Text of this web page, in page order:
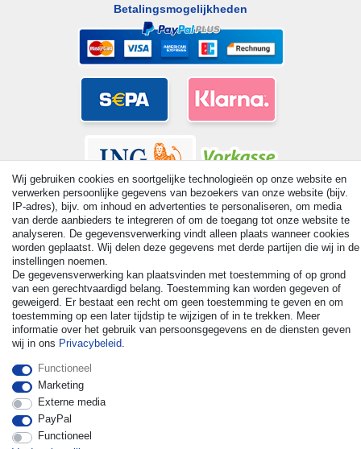
Betalingsmogelijkheden
© Copyright 2026 | Alle rechten voorbehouden. - All rights
reserved. Prices incl. VAT. 19% VAT Basic prices see article detail
| * Applies to deliveries to the UK!
Wij gebruiken cookies en soortgelijke technologieën op onze website en
verwerken persoonlijke gegevens van bezoekers van onze website (bijv.
IP-adres), bijv. om inhoud en advertenties te personaliseren, om media
van derde aanbieders te integreren of om de toegang tot onze website te
analyseren. De gegevensverwerking vindt alleen plaats wanneer cookies
worden geplaatst. Wij delen deze gegevens met derde partijen die wij in de
instellingen noemen.
De gegevensverwerking kan plaatsvinden met toestemming of op grond
van een gerechtvaardigd belang. Toestemming kan worden gegeven of
geweigerd. Er bestaat een recht om geen toestemming te geven en om
toestemming op een later tijdstip te wijzigen of in te trekken. Meer
informatie over het gebruik van persoonsgegevens en de diensten geven
wij in ons Privacybeleid.
Functioneel
Marketing
Externe media
PayPal
Functioneel
Herroepingsrecht uitoefenen Contact